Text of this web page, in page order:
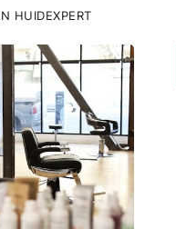
HUIDEXPERT